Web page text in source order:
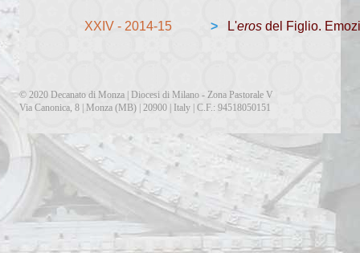
Comunicazione Funerali
Dialoghi di Vita buona
Sinodo diocesano
SANTE MESSE
SCUOLA DI TEOLOGIA
Presentazione scuola
XXIV - 2014-15 > L'eros del Figlio.
© 2020 Decanato di Monza | Diocesi di Milano - Zona Pastorale V
Via Canonica, 8 | Monza (MB) | 20900 | Italy | C.F.: 94518050151